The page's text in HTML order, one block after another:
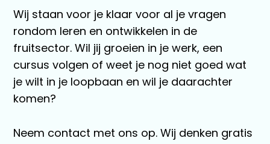
Telefoon:
+31-(0)6 2049 8879
E-mail:
Wij staan voor je klaar voor al je vragen
rondom leren en ontwikkelen in de
fruitsector. Wil jij groeien in je werk, een
cursus volgen of weet je nog niet goed wat
je wilt in je loopbaan en wil je daarachter
komen?
Neem contact met ons op. Wij denken gratis